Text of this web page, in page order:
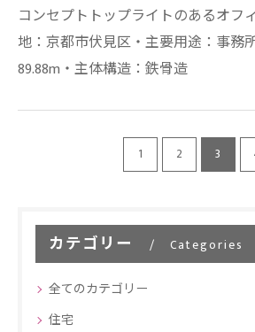
コンセプトトップライトのあるオフ
地：京都市伏見区・主要用途：事務
89.88m・主体構造：鉄骨造
1 2 3
カテゴリー Categories
全てのカテゴリー
住宅